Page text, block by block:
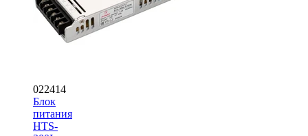
022414
Блок
питания
HTS-